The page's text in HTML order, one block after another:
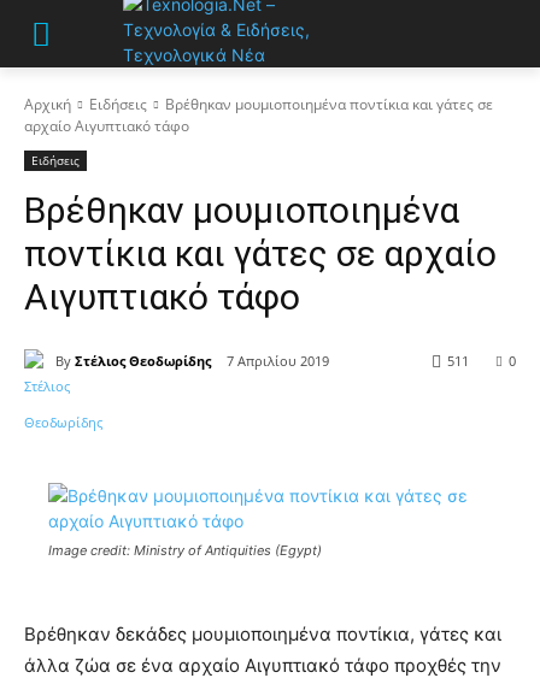
Αρχική Ειδήσεις
Βρέθηκαν μουμιοποιημένα ποντίκια και γάτες σε
αρχαίο Αιγυπτιακό τάφο
Ειδήσεις
Βρέθηκαν μουμιοποιημένα
ποντίκια και γάτες σε αρχαίο
Αιγυπτιακό τάφο
By Στέλιος Θεοδωρίδης 7 Απριλίου 2019 0
511
Image credit: Ministry of Antiquities (Egypt)
Βρέθηκαν δεκάδες μουμιοποιημένα ποντίκια, γάτες και
άλλα ζώα σε ένα αρχαίο Αιγυπτιακό τάφο προχθές την